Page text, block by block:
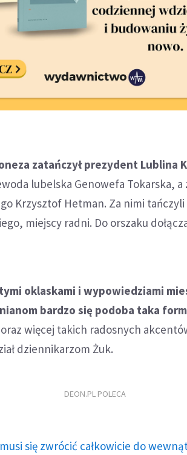
zatańczył prezydent Lublina
lubelska Genowefa Tokarska, a
Krzysztof Hetman. Za nimi tańczyli
miejscy radni. Do orszaku
oklaskami i wypowiedziami
bardzo się podoba taka
więcej takich radosnych
dziennikarzom Żuk.
DEON.PL POLECA
się zwrócić całkowicie do